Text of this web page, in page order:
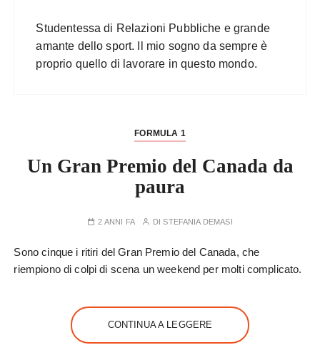
Studentessa di Relazioni Pubbliche e grande
amante dello sport. Il mio sogno da sempre è
proprio quello di lavorare in questo mondo.
FORMULA 1
Un Gran Premio del Canada da
paura
2 ANNI FA DISTEFANIA DEMASI
Sono cinque i ritiri del Gran Premio del Canada, che
riempiono di colpi di scena un weekend per molti complicato.
CONTINUA A LEGGERE